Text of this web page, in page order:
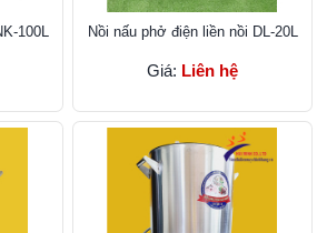
100L Nồi nấu phở điện liền nồi DL-20L
Giá: Liên hệ